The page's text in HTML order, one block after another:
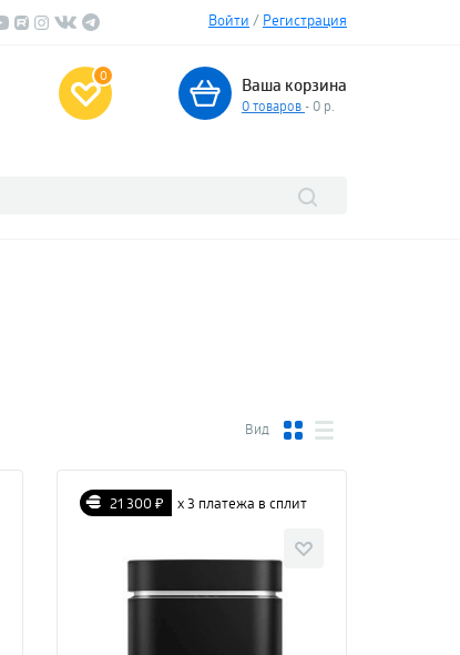
Войти / Регистрация
0 Ваша корзина
0товаров - 0 р.
Вид
21 300 ₽ х 3 платежа в сплит